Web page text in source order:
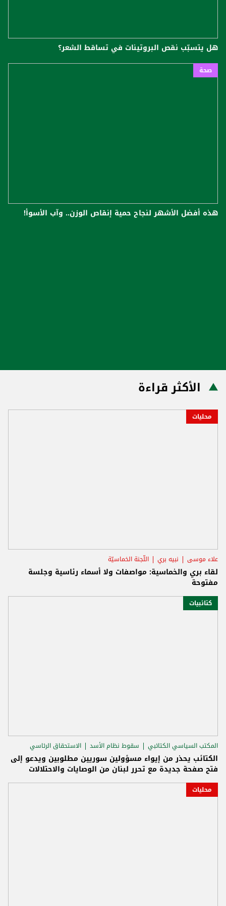
هل يتسبّب نقص البروتينات في تساقط الشعر؟
صحة
هذه أفضل الأشهر لنجاح حمية إنقاص الوزن.. وآب الأسوأ!
الأكثر قراءة
محليات
علاء موسى نبيه بري اللّجنة الخماسيّة
لقاء بري والخماسية: مواصفات ولا أسماء رئاسية وجلسة
مفتوحة
كتائبيات
المكتب السياسي الكتائبي سقوط نظام الأسد الاستحقاق الرئاسي
الكتائب يحذر من إيواء مسؤولين سوريين مطلوبين ويدعو إلى
فتح صفحة جديدة مع تحرر لبنان من الوصايات والاحتلالات
محليات